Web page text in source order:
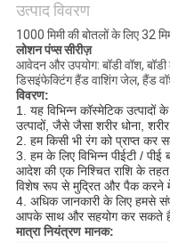
उत्पाद विवरण
1000 मिमी की बोतलों के लिए 32
लोशन पंप्स सीरीज़
आवेदन और उपयोग: बॉडी वॉश,
डिसइंफेक्टिंग हैंड वाशिंग जेल, हैंड
विवरण:
1. यह विभिन्न कॉस्मेटिक उत्पादों
उत्पादों, जैसेजैसाशरीर धोना,
2. हम किसी भी रंग को प्राप्त कर
3. हमके लिए विभिन्न पीईटी /
आदेश की एक निश्चित राशि के
विशेष रूप से मुद्रित और पैक करने
4. अधिक जानकारी के लिए हमसे
आपके साथ और सहयोग कर सकते
मात्रा नियंत्रण मानक: